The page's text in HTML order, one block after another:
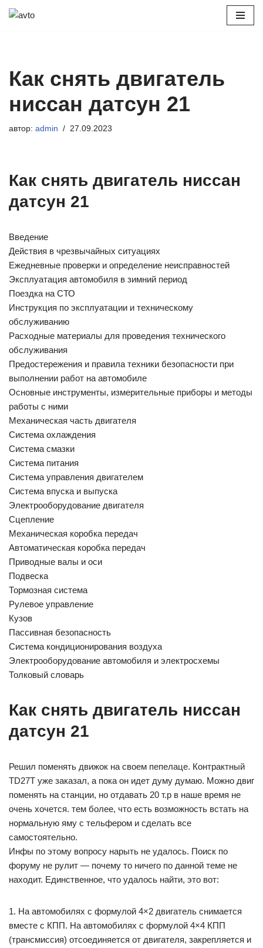
Как снять двигатель
ниссан датсун 21
автор: admin 27.09.2023
Как снять двигатель ниссан
датсун 21
Введение
Действия в чрезвычайных ситуациях
Ежедневные проверки и определение неисправностей
Эксплуатация автомобиля в зимний период
Поездка на СТО
Инструкция по эксплуатации и техническому
обслуживанию
Расходные материалы для проведения технического
обслуживания
Предостережения и правила техники безопасности при
выполнении работ на автомобиле
Основные инструменты, измерительные приборы и методы
работы с ними
Механическая часть двигателя
Система охлаждения
Система смазки
Система питания
Система управления двигателем
Система впуска и выпуска
Электрооборудование двигателя
Сцепление
Механическая коробка передач
Автоматическая коробка передач
Приводные валы и оси
Подвеска
Тормозная система
Рулевое управление
Кузов
Пассивная безопасность
Система кондиционирования воздуха
Электрооборудование автомобиля и электросхемы
Толковый словарь
Как снять двигатель ниссан
датсун 21
Решил поменять движок на своем пепелаце. Контрактный
TD27T уже заказал, а пока он идет думу думаю. Можно двиг
поменять на станции, но отдавать 20 т.р в наше время не
очень хочется. тем более, что есть возможность встать на
нормальную яму с тельфером и сделать все
самостоятельно.
Инфы по этому вопросу нарыть не удалось. Поиск по
форуму не рулит — почему то ничего по данной теме не
находит. Единственное, что удалось найти, это вот:
1. На автомобилях с формулой 4×2 двигатель снимается
вместе с КПП. На автомобилях с формулой 4×4 КПП
(трансмиссия) отсоединяется от двигателя, закрепляется и